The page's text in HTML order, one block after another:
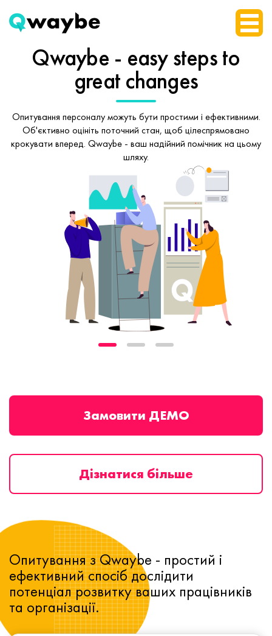
Qwaybe - easy stepsto
great changes
Опитування персоналу можуть бути простими і ефективними.
Об'єктивно оцініть поточний стан, щоб цілеспрямовано
крокувати вперед. Qwaybe - ваш надійний помічник на цьому
шляху.
Замовити ДЕМО
Дізнатися більше
Опитування з Qwaybe - простий і
ефективний спосіб дослідити
потенціал розвитку ваших працівників
та організації.